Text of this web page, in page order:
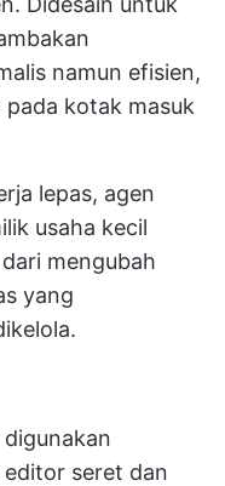
namun efisien,
pada kotak masuk
lepas, agen
usaha kecil
mengubah
yang
seret dan